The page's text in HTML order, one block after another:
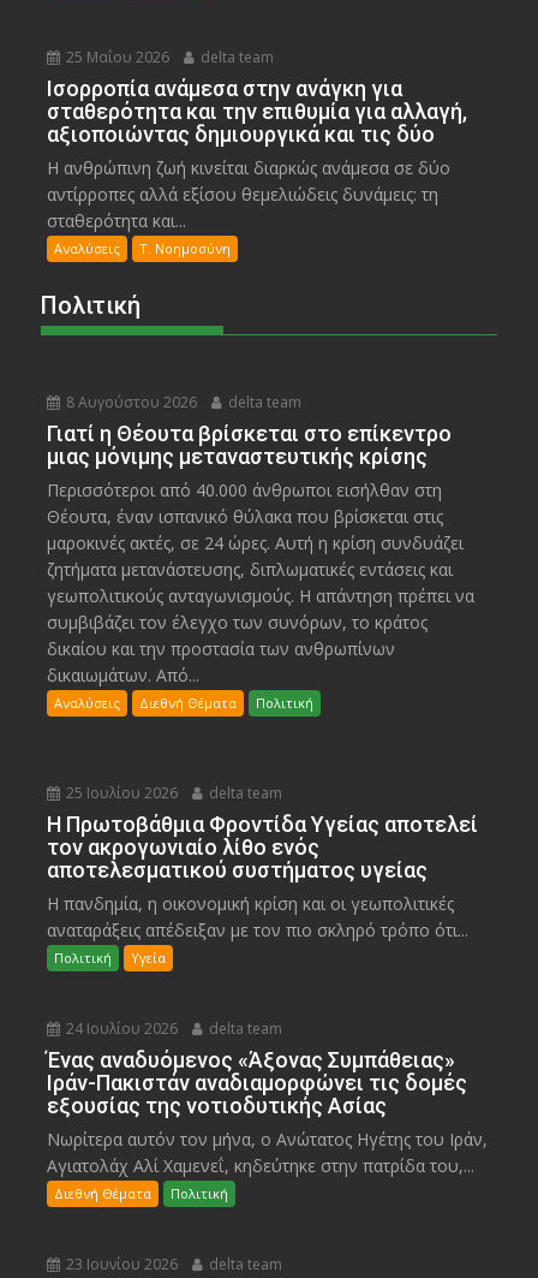
25 Μαΐου 2026 delta team
Ισορροπία ανάμεσα στην ανάγκη για
σταθερότητα και την επιθυμία για αλλαγή,
αξιοποιώντας δημιουργικά και τις δύο
Η ανθρώπινη ζωή κινείται διαρκώς ανάμεσα σε δύο
αντίρροπες αλλά εξίσου θεμελιώδεις δυνάμεις: τη
σταθερότητα και...
Αναλύσεις Τ. Νοημοσύνη
Πολιτική
8 Αυγούστου 2026 delta team
Γιατί η Θέουτα βρίσκεται στο επίκεντρο
μιας μόνιμης μεταναστευτικής κρίσης
Περισσότεροι από 40.000 άνθρωποι εισήλθαν στη
Θέουτα, έναν ισπανικό θύλακα που βρίσκεται στις
μαροκινές ακτές, σε 24 ώρες. Αυτή η κρίση συνδυάζει
ζητήματα μετανάστευσης, διπλωματικές εντάσεις και
γεωπολιτικούς ανταγωνισμούς. Η απάντηση πρέπει να
συμβιβάζει τον έλεγχο των συνόρων, το κράτος
δικαίου και την προστασία των ανθρωπίνων
δικαιωμάτων. Από...
Αναλύσεις Διεθνή Θέματα Πολιτική
25 Ιουλίου 2026 delta team
Η Πρωτοβάθμια Φροντίδα Υγείας αποτελεί
τον ακρογωνιαίο λίθο ενός
αποτελεσματικού συστήματος υγείας
Η πανδημία, η οικονομική κρίση και οι γεωπολιτικές
αναταράξεις απέδειξαν με τον πιο σκληρό τρόπο ότι...
Πολιτική Υγεία
24 Ιουλίου 2026 delta team
Ένας αναδυόμενος «Άξονας Συμπάθειας»
Ιράν-Πακιστάν αναδιαμορφώνει τις δομές
εξουσίας της νοτιοδυτικής Ασίας
Νωρίτερα αυτόν τον μήνα, ο Ανώτατος Ηγέτης του Ιράν,
Αγιατολάχ Αλί Χαμενεΐ, κηδεύτηκε στην πατρίδα του,...
Διεθνή Θέματα Πολιτική
23 Ιουνίου 2026 delta team